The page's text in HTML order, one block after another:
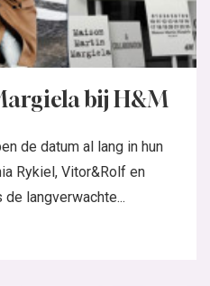
bij H&M
de datum al lang in hun
Rykiel, Vitor&Rolf en
langverwachte...